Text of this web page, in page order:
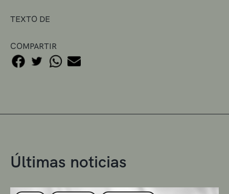
TEXTO DE
COMPARTIR
Últimas noticias